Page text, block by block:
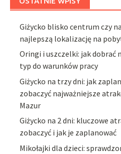
Giżycko blisko centrum czy
najlepszą lokalizację na
Oringi i uszczelki: jak dobrać
typ do warunków pracy
Giżycko na trzy dni: jak
zobaczyć najważniejsze
Mazur
Giżycko na 2 dni: kluczowe
zobaczyć i jak je zaplanować
Mikołajki dla dzieci: